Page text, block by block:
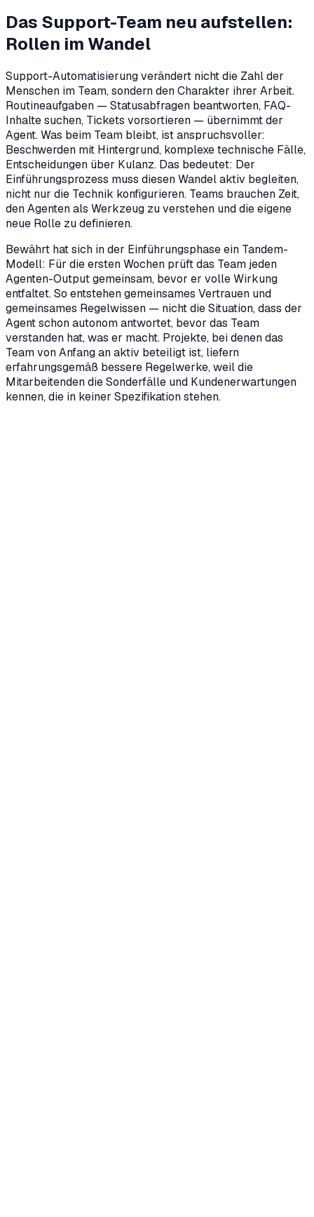
Das Support-Team neu aufstellen:
Rollen im Wandel
Support-Automatisierung verändert nicht die Zahl der
Menschen im Team, sondern den Charakter ihrer Arbeit.
Routineaufgaben — Statusabfragen beantworten, FAQ-
Inhalte suchen, Tickets vorsortieren — übernimmt der
Agent. Was beim Team bleibt, ist anspruchsvoller:
Beschwerden mit Hintergrund, komplexe technische Fälle,
Entscheidungen über Kulanz. Das bedeutet: Der
Einführungsprozess muss diesen Wandel aktiv begleiten,
nicht nur die Technik konfigurieren. Teams brauchen Zeit,
den Agenten als Werkzeug zu verstehen und die eigene
neue Rolle zu definieren.
Bewährt hat sich in der Einführungsphase ein Tandem-
Modell: Für die ersten Wochen prüft das Team jeden
Agenten-Output gemeinsam, bevor er volle Wirkung
entfaltet. So entstehen gemeinsames Vertrauen und
gemeinsames Regelwissen — nicht die Situation, dass der
Agent schon autonom antwortet, bevor das Team
verstanden hat, was er macht. Projekte, bei denen das
Team von Anfang an aktiv beteiligt ist, liefern
erfahrungsgemäß bessere Regelwerke, weil die
Mitarbeitenden die Sonderfälle und Kundenerwartungen
kennen, die in keiner Spezifikation stehen.